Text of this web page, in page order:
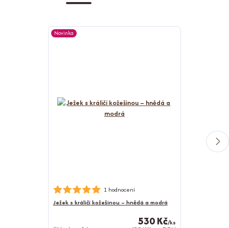
Novinka
1 hodnocení
Ježek s králičí kožešinou – hnědá a modrá
530 Kč/ks